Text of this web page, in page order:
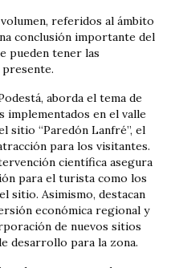
referidos al ámbito
conclusión importante del
pueden tener las
aborda el tema de
en el valle
sitio “Paredón Lanfré”, el
para los visitantes.
científica asegura
para el turista como los
sitio. Asimismo, destacan
económica regional y
de nuevos sitios
desarrollo para la zona.